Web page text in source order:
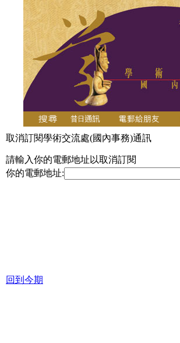
取消訂閱學術交流處(國內事務)通訊
請輸入你的電郵地址以取消訂閱
你的電郵地址:
回到今期